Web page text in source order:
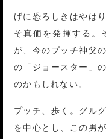
げに恐ろしきはやは
そ真価を発揮する。
が、今のプッチ神父
の「ジョースター」
のかもしれない。
プッチ、歩く。グル
を中心とし、この男